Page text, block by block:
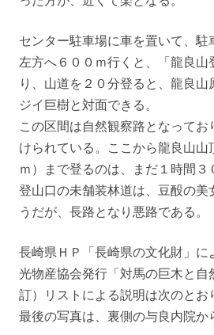
センター駐車場に車を置いて、
左方へ６００ｍ行くと、「龍良山
り、山道を２０分登ると、龍良山
ジイ巨樹と対面できる。
この区間は自然観察路となって
けられている。ここから龍良山山
ｍ）まで登るのは、まだ１時間３
登山口の未舗装林道は、豆酘の美
うだが、長路となり悪路である。
長崎県ＨＰ「長崎県の文化財」
光物産協会発行「対馬の巨木と自
訂）リストによる説明は次のとお
最後の写真は、裏側の与良内院か